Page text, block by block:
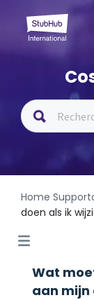
Home
doen als ik
Wat
aan mijn